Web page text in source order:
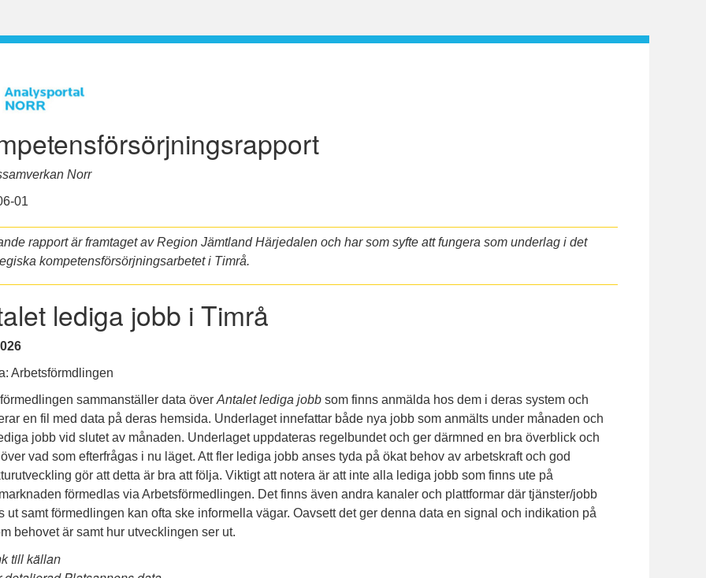
Norr
01
rapport är framtaget av Region Jämtland Härjedalen och har som syfte att fungera som underlag i det
kompetensförsörjningsarbetet i Timrå.
lediga jobb i Timrå
Arbetsförmdlingen
sammanställer data över Antalet lediga jobb som finns anmälda hos dem i deras system och
en fil med data på deras hemsida. Underlaget innefattar både nya jobb som anmälts under månaden och
jobb vid slutet av månaden. Underlaget uppdateras regelbundet och ger därmned en bra överblick och
vad som efterfrågas i nu läget. Att fler lediga jobb anses tyda på ökat behov av arbetskraft och god
gör att detta är bra att följa. Viktigt att notera är att inte alla lediga jobb som finns ute på
förmedlas via Arbetsförmedlingen. Det finns även andra kanaler och plattformar där tjänster/jobb
ut samt förmedlingen kan ofta ske informella vägar. Oavsett det ger denna data en signal och indikation på
behovet är samt hur utvecklingen ser ut.
till källan